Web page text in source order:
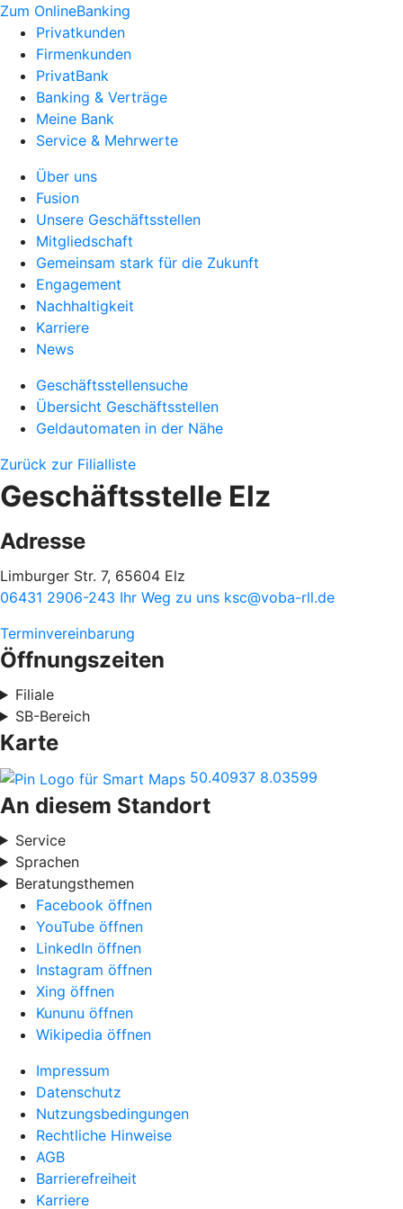
Zum OnlineBanking
Privatkunden
Firmenkunden
PrivatBank
Banking & Verträge
Meine Bank
Service & Mehrwerte
Über uns
Fusion
Unsere Geschäftsstellen
Mitgliedschaft
Gemeinsam stark für die Zukunft
Engagement
Nachhaltigkeit
Karriere
News
Geschäftsstellensuche
Übersicht Geschäftsstellen
Geldautomaten in der Nähe
Zurück zur Filialliste
Geschäftsstelle Elz
Adresse
Limburger Str. 7, 65604 Elz
06431 2906-243 Ihr Weg zu uns ksc@voba-rll.de
Terminvereinbarung
Öffnungszeiten
Filiale
SB-Bereich
Karte
50.40937 8.03599
An diesem Standort
Service
Sprachen
Beratungsthemen
Facebook öffnen
YouTube öffnen
LinkedIn öffnen
Instagram öffnen
Xing öffnen
Kununu öffnen
Wikipedia öffnen
Impressum
Datenschutz
Nutzungsbedingungen
Rechtliche Hinweise
AGB
Barrierefreiheit
Karriere